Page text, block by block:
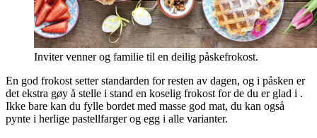
Inviter venner og familie til en deilig påskefrokost.
En god frokost setter standarden for resten av dagen, og i påsken er
det ekstra gøy å stelle i stand en koselig frokost for de du er glad i .
Ikke bare kan du fylle bordet med masse god mat, du kan også
pynte i herlige pastellfarger og egg i alle varianter.